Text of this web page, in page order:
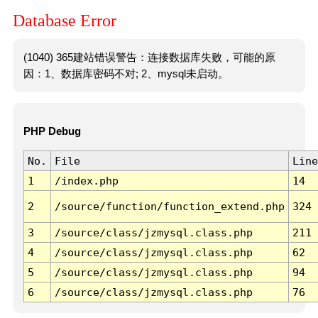
Database Error
(1040) 365建站错误警告：连接数据库失败，可能的原
因：1、数据库密码不对; 2、mysql未启动。
PHP Debug
No. File
Line
1
/index.php 14
2 /source/function/function_extend.php 324
3 /source/class/jzmysql.class.php
211
4
/source/class/jzmysql.class.php
62
5
/source/class/jzmysql.class.php
94
6
/source/class/jzmysql.class.php 76